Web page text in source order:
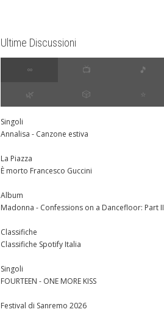
Ultime Discussioni
∞ 📺 🎵
🌿 🎲 ⭐️
Singoli
Annalisa - Canzone estiva
La Piazza
È morto Francesco Guccini
Album
Madonna - Confessions on a Dancefloor: Part II
Classifiche
Classifiche Spotify Italia
Singoli
FOURTEEN - ONE MORE KISS
Festival di Sanremo 2026